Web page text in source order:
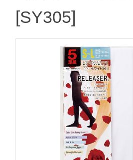
[SY305]